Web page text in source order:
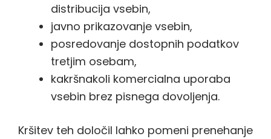
distribucija vsebin,
javno prikazovanje vsebin,
posredovanje dostopnih podatkov
tretjim osebam,
kakršnakoli komercialna uporaba
vsebin brez pisnega dovoljenja.
Kršitev teh določil lahko pomeni prenehanje